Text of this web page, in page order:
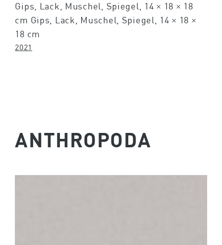
Gips, Lack, Muschel, Spiegel, 14 × 18 × 18
cm Gips, Lack, Muschel, Spiegel, 14 × 18 ×
18 cm
2021
ANTHROPODA